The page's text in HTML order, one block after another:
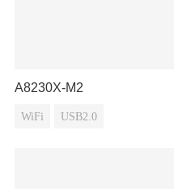
A8230X-M2
WiFi USB2.0